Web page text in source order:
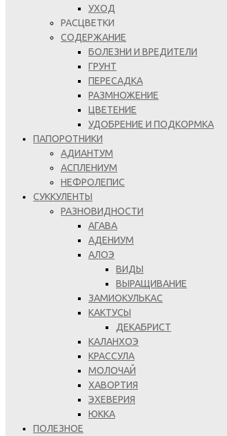
УХОД
РАСЦВЕТКИ
СОДЕРЖАНИЕ
БОЛЕЗНИ И ВРЕДИТЕЛИ
ГРУНТ
ПЕРЕСАДКА
РАЗМНОЖЕНИЕ
ЦВЕТЕНИЕ
УДОБРЕНИЕ И ПОДКОРМКА
ПАПОРОТНИКИ
АДИАНТУМ
АСПЛЕНИУМ
НЕФРОЛЕПИС
СУККУЛЕНТЫ
РАЗНОВИДНОСТИ
АГАВА
АДЕНИУМ
АЛОЭ
ВИДЫ
ВЫРАЩИВАНИЕ
ЗАМИОКУЛЬКАС
КАКТУСЫ
ДЕКАБРИСТ
КАЛАНХОЭ
КРАССУЛА
МОЛОЧАЙ
ХАВОРТИЯ
ЭХЕВЕРИЯ
ЮККА
ПОЛЕЗНОЕ